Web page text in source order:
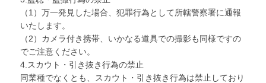
（1）万一発見した場合、犯罪行為として所轄警察署に通報
いたします。
（2）カメラ付き携帯、いかなる道具での撮影も同様ですの
でご注意ください。
4.スカウト・引き抜き行為の禁止
同業種でなくとも、スカウト・引き抜き行為は禁止しており